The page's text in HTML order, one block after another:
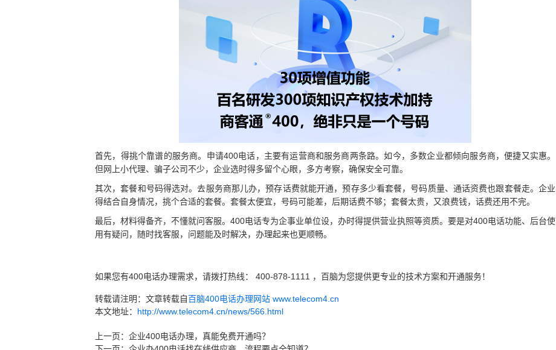
首先，得挑个靠谱的服务商。申请400电话，主要有运营商和服务商两条路。如今，多数企业都倾向服务商，便捷又实惠。
但网上小代理、骗子公司不少，企业选时得多留个心眼，多方考察，确保安全可靠。
其次，套餐和号码得选对。去服务商那儿办，预存话费就能开通，预存多少看套餐，号码质量、通话资费也跟套餐走。企业
得结合自身情况，挑个合适的套餐。套餐太便宜，号码可能差，后期话费不够；套餐太贵，又浪费钱，话费还用不完。
最后，材料得备齐，不懂就问客服。400电话专为企事业单位设，办时得提供营业执照等资质。要是对400电话功能、后台使
用有疑问，随时找客服，问题能及时解决，办理起来也更顺畅。
如果您有400电话办理需求，请拨打热线： 400-878-1111 ，百脑为您提供更专业的技术方案和开通服务！
转载请注明：文章转载自百脑400电话办理网站 www.telecom4.cn
本文地址： http://www.telecom4.cn/news/566.html
上一页： 企业400电话办理，真能免费开通吗？